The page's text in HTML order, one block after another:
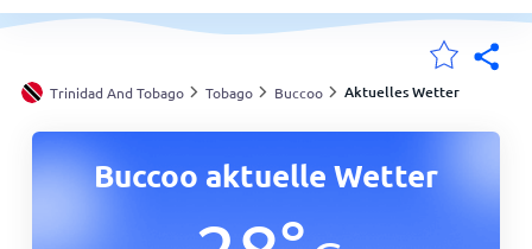
Schweiz
Deutschland
Meine Standorte
Trinidad And Tobago Tobago Buccoo Aktuelles Wetter
Buccoo aktuelle Wetter